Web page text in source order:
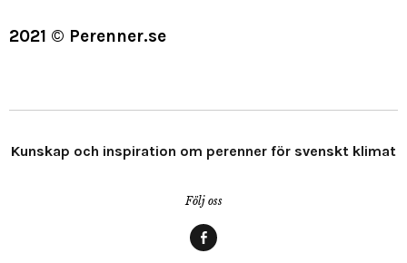
2021 © Perenner.se
Kunskap och inspiration om perenner för svenskt klimat
Följ oss